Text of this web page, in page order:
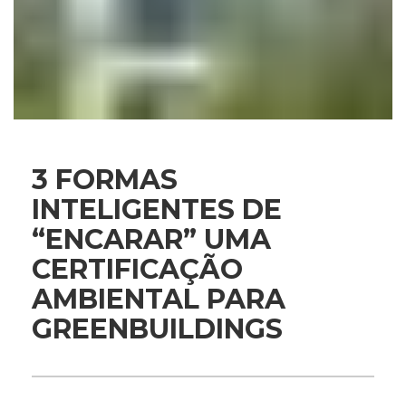
3 FORMAS
INTELIGENTES DE
“ENCARAR” UMA
CERTIFICAÇÃO
AMBIENTAL PARA
GREENBUILDINGS